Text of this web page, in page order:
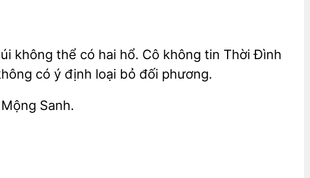
thể có hai hổ. Cô không tin Thời Đình
có ý định loại bỏ đối phương.
Sanh.